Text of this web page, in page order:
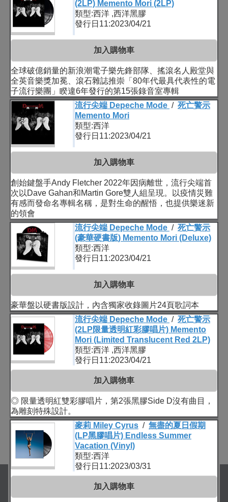
(2LP) Memento Mori (2LP)
類型:西洋 ,西洋黑膠
發行日11:2023/04/21
加入購物車
全球破億銷量的新浪潮電子樂先鋒部隊、搖滾名人殿堂與
全英音樂獎加冕、滾石雜誌推崇「80年代最具代表性的電
子流行樂團」睽違6年發行的第15張錄音室專輯
流行尖端 Depeche Mode / 死亡警示
Memento Mori
類型:西洋
發行日11:2023/04/21
加入購物車
創始鍵盤手Andy Fletcher 2022年因病離世，流行尖端首
次以Dave Gahan和Martin Gore雙人組呈現。以疫情災難
有感而發命名專輯名稱，是對生命的醒悟，也提供樂迷新
的領會
流行尖端 Depeche Mode / 死亡警示
(豪華硬書版) Memento Mori (Deluxe)
類型:西洋
發行日11:2023/04/21
加入購物車
豪華盤以硬書版設計，內含獨家收錄圖片24頁歌詞本
流行尖端 Depeche Mode / 死亡警示
(2LP限量透明紅彩膠唱片) Memento
Mori (Limited Translucent Red 2LP)
類型:西洋 ,西洋黑膠
發行日11:2023/04/21
加入購物車
◎ 限量透明紅雙彩膠唱片，第2張黑膠Side D沒有曲目，
為雕刻特殊設計。
麥莉 Miley Cyrus / 無盡的夏日假期
(LP黑膠唱片) Endless Summer
Vacation (Vinyl)
類型:西洋
發行日11:2023/03/31
加入購物車